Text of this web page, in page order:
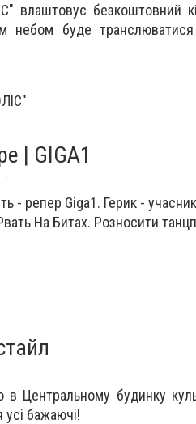
влаштовує безкоштовний
небом буде
| GIGA1
- репер Giga1. Герик -
На Битах. Розносити
в Центральному будинку
бажаючі!